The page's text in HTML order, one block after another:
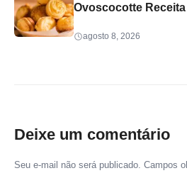
Ovoscocotte
agosto 8, 2026
Deixe um comentário
Seu e-mail não será publicado. Campos